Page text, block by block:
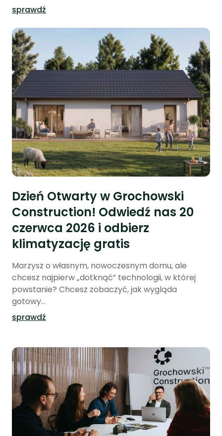
sprawdź
Dzień Otwarty w Grochowski
Construction! Odwiedź nas 20
czerwca 2026 i odbierz
klimatyzację gratis
Marzysz o własnym, nowoczesnym domu, ale
chcesz najpierw „dotknąć” technologii, w której
powstanie? Chcesz zobaczyć, jak wygląda
gotowy...
sprawdź